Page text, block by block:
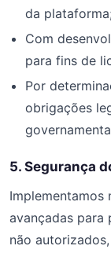
da
Com
para fins de
Por
obrigações
5. Segurança
Implementamos
avançadas para
não